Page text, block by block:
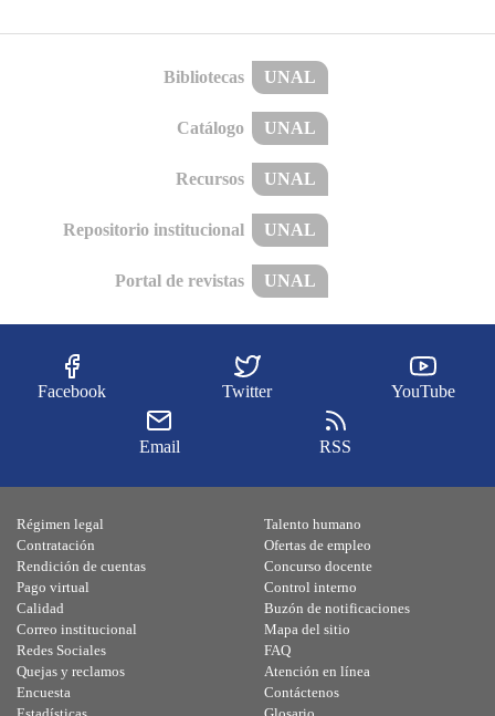
Bibliotecas UNAL
Catálogo UNAL
Recursos UNAL
Repositorio institucional UNAL
Portal de revistas UNAL
Facebook Twitter YouTube
Email RSS
Régimen legal
Contratación
Rendición de cuentas
Pago virtual
Calidad
Talento humano
Ofertas de empleo
Concurso docente
Control interno
Buzón de notificaciones
Correo institucional
Redes Sociales
Quejas y reclamos
Encuesta
Mapa del sitio
FAQ
Atención en línea
Contáctenos